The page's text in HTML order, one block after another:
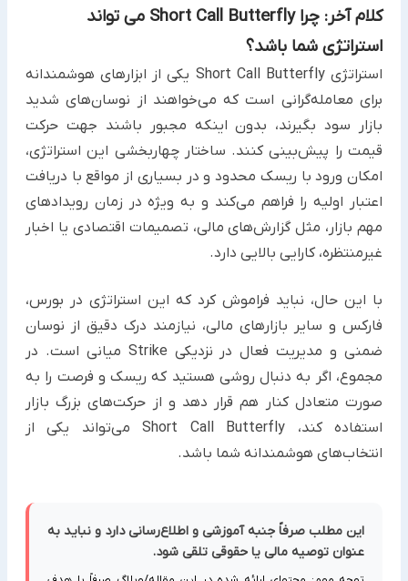
کلام آخر: چرا Short Call Butterfly می تواند
استراتژی شما باشد؟
استراتژی Short Call Butterfly یکی از ابزارهای هوشمندانه
برای معامله‌گرانی است که می‌خواهند از نوسان‌های شدید
بازار سود بگیرند، بدون اینکه مجبور باشند جهت حرکت
قیمت را پیش‌بینی کنند. ساختار چهاربخشی این استراتژی،
امکان ورود با ریسک محدود و در بسیاری از مواقع با دریافت
اعتبار اولیه را فراهم می‌کند و به ویژه در زمان رویدادهای
مهم بازار، مثل گزارش‌های مالی، تصمیمات اقتصادی یا اخبار
غیرمنتظره، کارایی بالایی دارد.
با این حال، نباید فراموش کرد که این استراتژی در بورس،
فارکس و سایر بازارهای مالی، نیازمند درک دقیق از نوسان
ضمنی و مدیریت فعال در نزدیکی Strike میانی است. در
مجموع، اگر به دنبال روشی هستید که ریسک و فرصت را به
صورت متعادل کنار هم قرار دهد و از حرکت‌های بزرگ بازار
استفاده کند، Short Call Butterfly می‌تواند یکی از
انتخاب‌های هوشمندانه شما باشد.
این مطلب صرفاً جنبه آموزشی و اطلاع‌رسانی دارد و نباید به
عنوان توصیه مالی یا حقوقی تلقی شود.